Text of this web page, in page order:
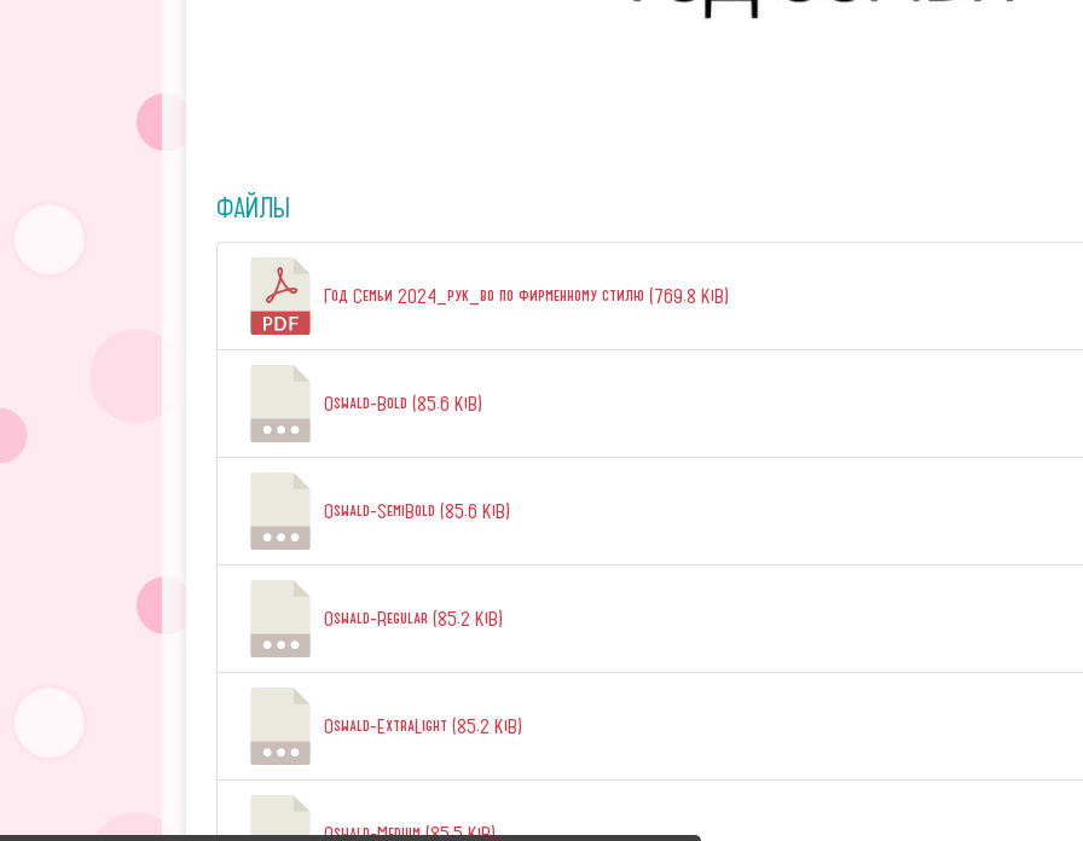
ФАЙЛЫ
Год Семьи 2024_рук_во по фирменному стилю (769.8 KiB)
Oswald-Bold (85.6 KiB)
Oswald-SemiBold (85.6 KiB)
Oswald-Regular (85.2 KiB)
Oswald-ExtraLight (85.2 KiB)
Oswald-Medium (85.5 KiB)